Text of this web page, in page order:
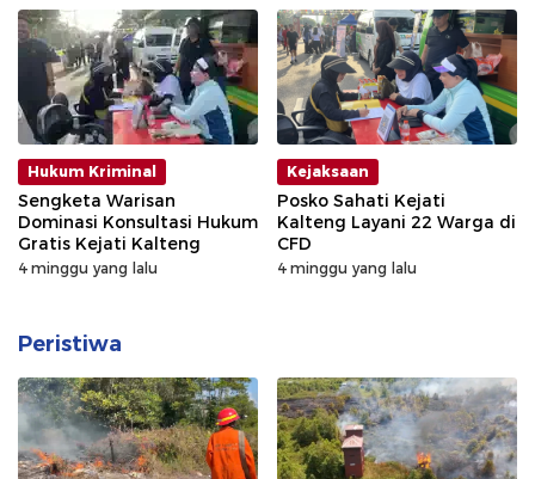
Hukum Kriminal
Sengketa Warisan
Dominasi Konsultasi Hukum
Gratis Kejati Kalteng
4 minggu yang lalu
Kejaksaan
Posko Sahati Kejati
Kalteng Layani 22 Warga di
CFD
4 minggu yang lalu
Peristiwa